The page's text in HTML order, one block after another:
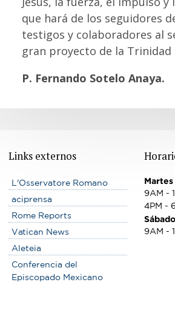
que hará de los seguidores
testigos y colaboradores al
gran proyecto de la Trinidad
P. Fernando Sotelo Anaya.
Links externos
L'Osservatore Romano
aciprensa
Rome Reports
Vatican News
Aleteia
Conferencia del
Episcopado Mexicano
9AM -
4PM -
9AM -